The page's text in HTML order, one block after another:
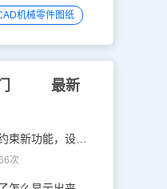
机械零件图纸
最新
次